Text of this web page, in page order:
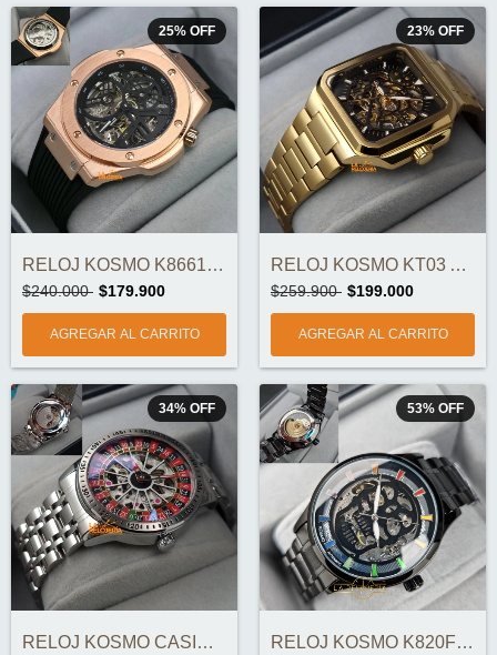
25% OFF
RELOJ KOSMO K8661 AUTOMÁTICO ORIGINAL
$240.000 $179.900
23% OFF
RELOJ KOSMO KT03 AUTOMATICO ORIGINAL
$259.900 $199.000
34% OFF
RELOJ KOSMO CASINO K2058G AUTOMÁTICO ORI...
53% OFF
RELOJ KOSMO K820F AUTOMÁTICO ORIGINAL